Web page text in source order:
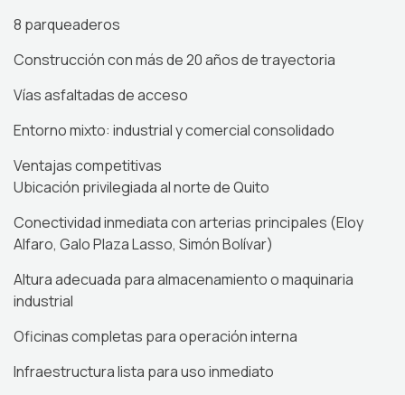
8 parqueaderos
Construcción con más de 20 años de trayectoria
Vías asfaltadas de acceso
Entorno mixto: industrial y comercial consolidado
Ventajas competitivas
Ubicación privilegiada al norte de Quito
Conectividad inmediata con arterias principales (Eloy
Alfaro, Galo Plaza Lasso, Simón Bolívar)
Altura adecuada para almacenamiento o maquinaria
industrial
Oficinas completas para operación interna
Infraestructura lista para uso inmediato